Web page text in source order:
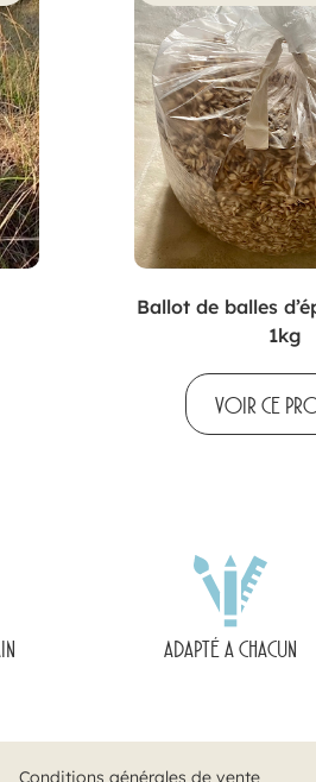
Ballot de balles
1kg
VOIR CE
ADAPTÉ A CHACUN
Conditions générales de vente